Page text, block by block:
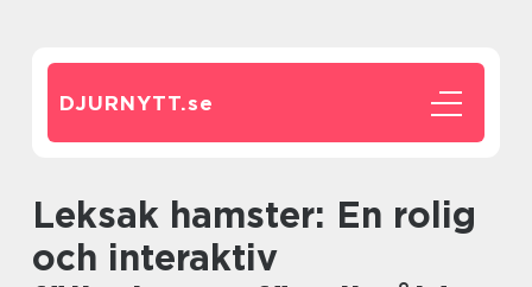
DJURNYTT.se
Leksak hamster: En rolig
och interaktiv